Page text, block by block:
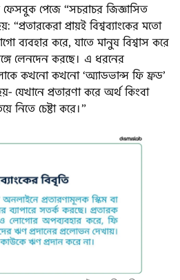
পেজে “সচরাচর জিজ্ঞাসিত
প্রায়ই বিশ্বব্যাংকের মতো
ব্যবহার করে, যাতে মানুষ বিশ্বাস করে
লেনদেন করছে। এ ধরনের
কখনো কখনো ‘অ্যাডভান্স ফি ফ্রড’
যেখানে প্রতারণা করে অর্থ কিংবা
নিতে চেষ্টা করে।”